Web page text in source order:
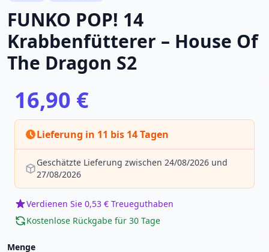
FUNKO POP! 14
Krabbenfütterer – House Of
The Dragon S2
16,90 €
Lieferung in 11 bis 14 Tagen
Geschätzte Lieferung zwischen 24/08/2026 und
27/08/2026
Verdienen Sie 0,53 € Treueguthaben
Kostenlose Rückgabe für 30 Tage
Menge